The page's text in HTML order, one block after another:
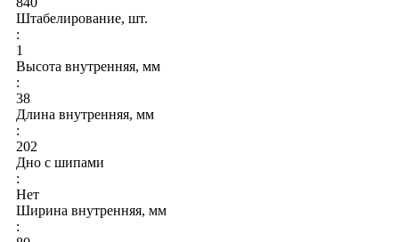
Штабелирование, шт.
:
1
Высота внутренняя, мм
:
38
Длина внутренняя, мм
:
202
Дно с шипами
:
Нет
Ширина внутренняя, мм
: